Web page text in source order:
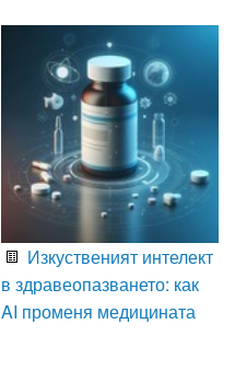
Изкуственият интелект
в здравеопазването: как
AI променя медицината